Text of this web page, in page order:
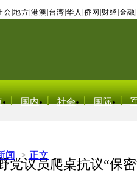
会 地方 港澳 台湾 华人 侨网 财经 金融
国内 社会 国际
闻 > 正文
党议员爬桌抗议“保